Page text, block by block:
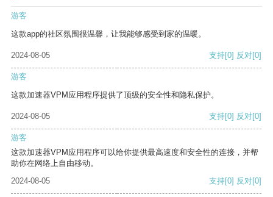
游客
这款app的社区氛围很温馨，让我能够感受到家的温暖。
2024-08-05 支持[0] 反对[0]
游客
这款加速器VPM应用程序提供了顶级的安全性和隐私保护。
2024-08-05 支持[0] 反对[0]
游客
这款加速器VPM应用程序可以给你提供最高速度和安全性的连接，并帮
助你在网络上自由移动。
2024-08-05
支持[0] 反对[0]